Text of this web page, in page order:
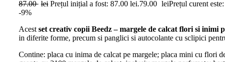
87.00 lei Prețul inițial a fost: 87.00 lei.79.00 leiPrețul curent
-9%
Acest set creativ copii Beedz – margele de calcat flori si inimi
in diferite forme, precum si panglici si autocolante cu sclipici
Contine: placa cu inima de calcat pe margele; placa mini cu flori